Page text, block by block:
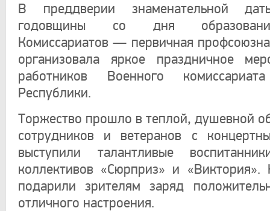
В преддверии знаменательной
годовщины со дня
Комиссариатов — первичная
организовала яркое праздничное
работников Военного
Республики.
Торжество прошло в теплой, душевной
сотрудников и ветеранов с
выступили талантливые
коллективов «Сюрприз» и
подарили зрителям заряд
отличного настроения.